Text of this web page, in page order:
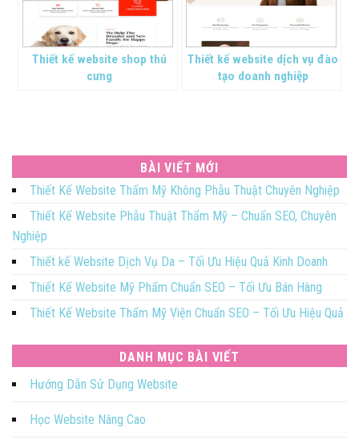
Thiết kế website shop thú
cưng
Thiết kế website dịch vụ đào
tạo doanh nghiệp
BÀI VIẾT MỚI
Thiết Kế Website Thẩm Mỹ Không Phẫu Thuật Chuyên Nghiệp
Thiết Kế Website Phẫu Thuật Thẩm Mỹ – Chuẩn SEO, Chuyên
Nghiệp
Thiết kế Website Dịch Vụ Da – Tối Ưu Hiệu Quả Kinh Doanh
Thiết Kế Website Mỹ Phẩm Chuẩn SEO – Tối Ưu Bán Hàng
Thiết Kế Website Thẩm Mỹ Viện Chuẩn SEO – Tối Ưu Hiệu Quả
DANH MỤC BÀI VIẾT
Hướng Dẫn Sử Dụng Website
Học Website Nâng Cao